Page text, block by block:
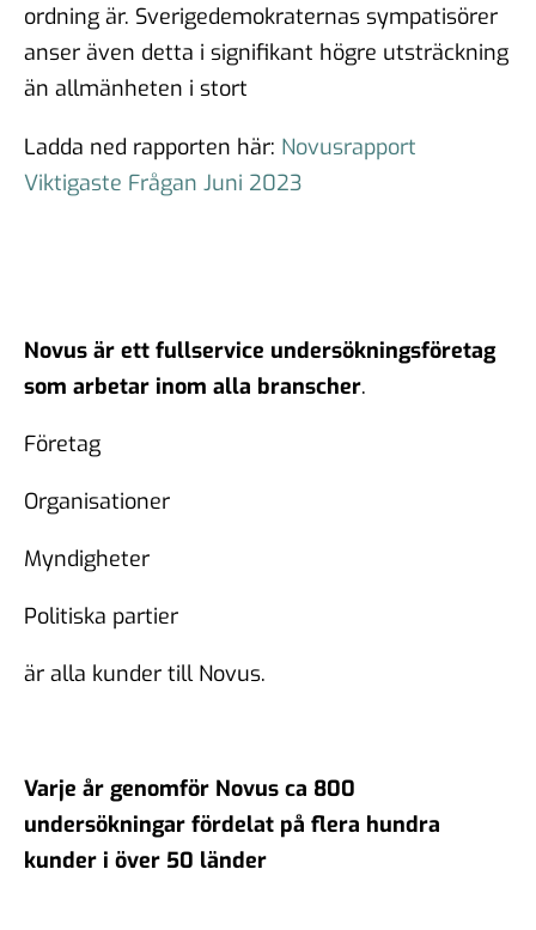
ordning är. Sverigedemokraternas sympatisörer
anser även detta i signifikant högre utsträckning
än allmänheten i stort
Ladda ned rapporten här: Novusrapport
Viktigaste Frågan Juni 2023
Novus är ett fullservice undersökningsföretag
som arbetar inom alla branscher.
Företag
Organisationer
Myndigheter
Politiska partier
är alla kunder till Novus.
Varje år genomför Novus ca 800
undersökningar fördelat på flera hundra
kunder i över 50 länder